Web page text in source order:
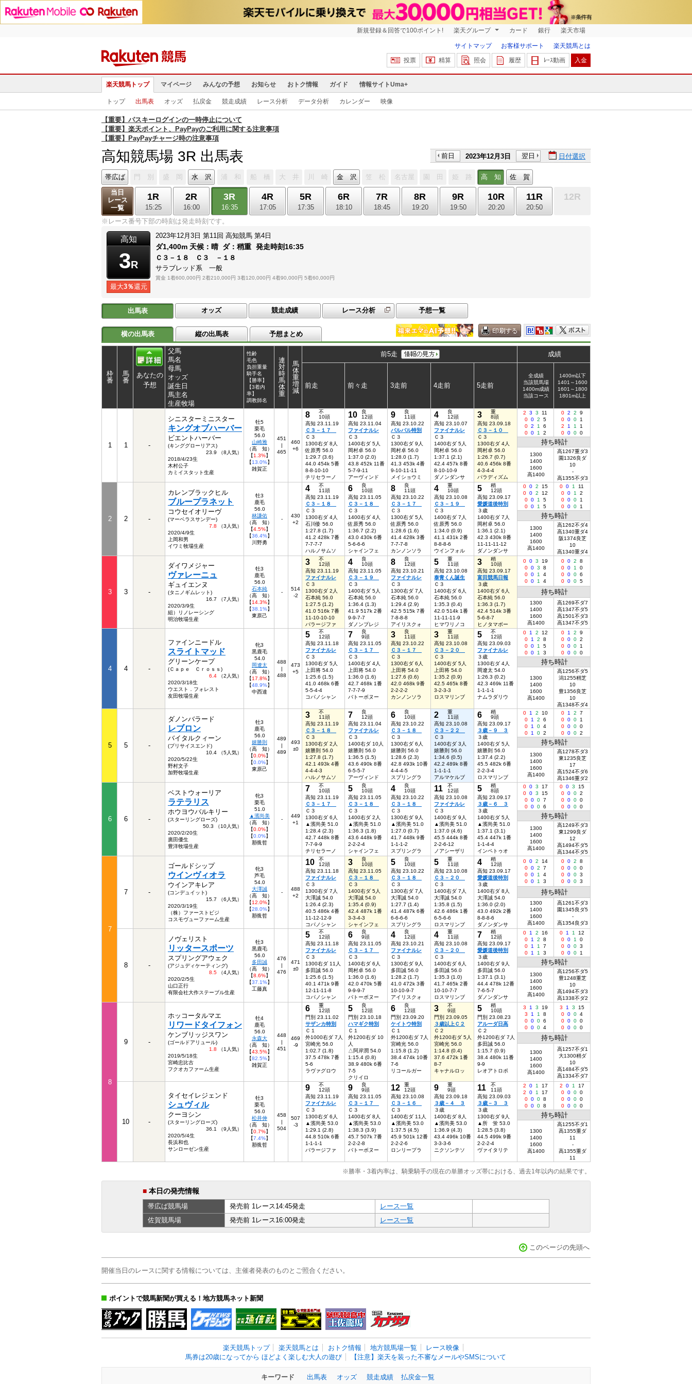
新規登録＆回答で100ポイント! 楽天グループ カード 銀行 楽天市場
サイトマップ お客様サポート
楽天競馬とは
投票
精算 照会 履歴 ﾚｰｽ動画 入金
楽天競馬トップ マイページ みんなの予想 お知らせ おトク情報 ガイド 情報サイトUma+
トップ 出馬表 オッズ 払戻金 競走成績 レース分析 データ分析 カレンダー 映像
【重要】パスキーログインの一時停止について
【重要】楽天ポイント、PayPayのご利用に関する注意事項
【重要】PayPayチャージ時の注意事項
高知競馬場 3R 出馬表 前日 2023年12月3日 翌日 日付選択
帯広ば 門 別 盛 岡 水 沢 浦 和 船 橋 大 井 川 崎 金 沢 笠 松 名古屋 園 田 姫 路 高 知
佐 賀
当日
レース
一覧
1R
15:25
2R
16:00
3R
16:35
4R
17:05
5R
17:35
6R
18:10
7R
18:45
8R
19:20
9R
19:50
10R
20:20
11R
20:50
12R
※レース番号下部の時刻は発走時刻です。
高知
3R
最大3％還元
2023年12月3日 第11回 高知競馬 第4日
ダ1,400m 天候： 晴 ダ：稍重 発走時刻16:35
Ｃ３－１８ Ｃ３ －１８
サラブレッド系 一般
賞金 1着600,000円 2着210,000円 3着120,000円 4着90,000円 5着60,000円
出馬表 オッズ 競走成績 レース分析 予想一覧
横の出馬表 縦の出馬表 予想まとめ
枠
番
馬
番
あなたの
予想
父馬
馬名
母馬
オッズ
誕生日
馬主名
生産牧場
性齢
毛色
負担重量
騎手名
【勝率】
【3着内
率】
調教師名
連
対
時
馬
体
重
馬
体
重
増
減
前5走 成績
前走 前々走 3走前 4走前 5走前
全成績
当該競馬場
1400m成績
当該コース
1400m以下
1401～1600
1601～1800
1801m以上
1 1 -
シニスターミニスター
キングオブハーバー
ビエントハーバー
(キンググローリアス)
23.9 （8人気）
2018/4/23生
木村公子
カミイスタット生産
牡5
栗毛
56.0
山崎雅
（高 知）
【1.3%】
【13.0%】
雑賀正
451
|
465
460
+6
8
不
10頭
高知 23.11.19
Ｃ３－１７
Ｃ３
1300右ダ 8人
佐原秀 56.0
1:29.7 (3.6)
44.0 454k 5番
8-8-10-10
チリセラーノ
10
良
12頭
高知 23.11.04
ファイナルレ
Ｃ３
1400右ダ 5人
岡村卓 56.0
1:37.0 (2.0)
43.8 452k 11番
5-7-9-11
アーヴィンド
9
良
11頭
高知 23.10.22
バルバル特別
Ｃ３
1300右ダ 9人
岡村卓 56.0
1:28.0 (1.7)
41.3 453k 4番
9-10-11-11
メイショウミ
4
良
12頭
高知 23.10.07
ファイナルレ
Ｃ３
1400右ダ 5人
岡村卓 56.0
1:37.1 (2.1)
42.4 457k 8番
8-10-10-9
ダノンダンサ
3
重
8頭
高知 23.09.18
Ｃ３－１０
Ｃ３
1300右ダ 4人
岡村卓 56.0
1:26.7 (0.7)
40.6 456k 8番
4-3-4-4
パラディズム
2 3 3
11
0 0 2
5
0 2 1
6
0 0 1 2
0 2 2
9
0 0 0
1
2
1 1
1
0 0 0 0
持ち時計
1300
1400
1600
高1400
高1267重ダ3
園1326良ダ
10
-
高1355不ダ3
2 2 -
カレンブラックヒル
ブループラネット
コウセイオリーヴ
(マーベラスサンデー)
7.8 （3人気）
2020/4/9生
上岡和男
イワミ牧場生産
牡3
鹿毛
56.0
林謙佑
（高 知）
【4.5%】
【36.4%】
川野勇
-
430
+2
4
不
11頭
高知 23.11.19
Ｃ３－１８
Ｃ３
1300右ダ 4人
石川倭 56.0
1:27.8 (1.7)
41.2 428k 7番
7-7-7-7
ハルノサムソ
6
良
10頭
高知 23.11.05
Ｃ３－１８
Ｃ３
1400右ダ 4人
佐原秀 56.0
1:36.7 (2.2)
43.0 430k 6番
5-6-6-6
シャインフェ
8
良
11頭
高知 23.10.22
Ｃ３－１７
Ｃ３
1300右ダ 5人
佐原秀 56.0
1:28.6 (1.6)
41.4 428k 3番
7-7-7-8
カンノンソラ
4
重
10頭
高知 23.10.08
Ｃ３－１９
Ｃ３
1400右ダ 7人
佐原秀 56.0
1:34.0 (0.9)
41.1 431k 2番
8-8-8-6
ウインフォル
5
稍
12頭
高知 23.09.17
愛媛道後特別
３歳
1400右ダ 7人
岡村卓 56.0
1:36.1 (2.1)
42.3 430k 8番
11-11-11-12
ダノンダンサ
0 0 2
15
0 0 2
12
0 0 1
5
0 0 1 5
0 0 1
11
0 0 1
2
0 0 0
1
0 0 0 1
持ち時計
1300
1400
1600
高1400
高1262不ダ4
高1340重ダ4
阪1374良芝
10
高1340重ダ4
3 3 -
ダイワメジャー
ヴァレーニュ
ギュイエンヌ
(タニノギムレット)
16.7 （7人気）
2020/3/9生
組）リノレーシング
明治牧場生産
牡3
鹿毛
56.0
石本純
（高 知）
【14.3%】
【38.1%】
東原己
-
514
-2
3
不
12頭
高知 23.11.19
ファイナルレ
Ｃ３
1300右ダ 2人
石本純 56.0
1:27.5 (1.2)
41.0 516k 7番
11-10-10-10
バラージファ
4
良
10頭
高知 23.11.05
Ｃ３－１９
Ｃ３
1400右ダ 5人
石本純 56.0
1:36.4 (1.3)
41.9 517k 2番
9-9-7-7
ダノンプレジ
8
良
12頭
高知 23.10.21
ファイナルレ
Ｃ３
1300右ダ 7人
石本純 56.0
1:29.4 (2.9)
42.5 515k 7番
7-8-8-8
アイリスクォ
5
重
11頭
高知 23.10.08
泰青くん誕生
Ｃ３
1400右ダ 6人
石本純 56.0
1:35.3 (0.4)
42.0 514k 1番
11-11-11-9
ヒマワリノコ
3
稍
10頭
高知 23.09.17
富田競馬日報
３歳
1400右ダ 6人
石本純 56.0
1:36.3 (1.7)
42.4 514k 3番
5-6-8-7
ヒノタマボー
0 0 3
19
0 0 3
8
0 0 1
4
0 0 1 4
0 0 2
8
0 0 1
0
0 0 0 6
0 0 0 5
持ち時計
1300
1400
1600
高1400
高1269不ダ7
高1347不ダ5
高1501不ダ3
高1347不ダ5
4 4 -
ファインニードル
スライトマッド
グリーンケープ
(Ｃａｐｅ Ｃｒｏｓｓ)
6.4 （2人気）
2020/3/18生
ウエスト．フォレスト
友田牧場生産
牝3
黒鹿毛
54.0
岡遼太
（高 知）
【17.8%】
【48.9%】
中西達
488
|
488
473
+5
5
不
12頭
高知 23.11.18
ファイナルレ
Ｃ３
1300右ダ 5人
上田将 54.0
1:25.6 (1.5)
41.0 468k 6番
5-5-4-4
コパノシャン
7
良
9頭
高知 23.11.05
Ｃ３－１７
Ｃ３
1400右ダ 4人
上田将 54.0
1:36.0 (1.6)
42.7 468k 1番
7-7-7-9
バトーボヌー
3
良
11頭
高知 23.10.22
Ｃ３－１７
Ｃ３
1300右ダ 6人
上田将 54.0
1:27.6 (0.6)
42.0 468k 9番
2-2-2-2
カンノンソラ
3
重
11頭
高知 23.10.08
Ｃ３－２０
Ｃ３
1400右ダ 5人
上田将 54.0
1:35.2 (0.9)
42.5 465k 8番
3-2-3-3
ロスマリンブ
5
不
12頭
高知 23.09.03
ファイナルレ
３歳
1300右ダ 4人
岡遼太 54.0
1:26.3 (0.2)
42.3 469k 11番
1-1-1-1
ナムラダリウ
0 1 2
12
0
1 2
8
0 0 1
5
0 0 1 3
0 1 2
9
0 0 0 2
0 0 0
1
0 0 0 0
持ち時計
1300
1400
1600
高1400
高1256不ダ5
潟1255稍芝
10
豊1356良芝
10
高1348不ダ4
5 5 -
ダノンバラード
レブロン
バイタルクィーン
(プリサイスエンド)
10.4 （5人気）
2020/5/22生
野村文子
加野牧場生産
牡3
鹿毛
56.0
嬉勝則
（高 知）
【0.0%】
【0.0%】
東原己
489
|
489
493
±0
3
不
11頭
高知 23.11.19
Ｃ３－１８
Ｃ３
1300右ダ 2人
嬉勝則 56.0
1:27.8 (1.7)
42.1 493k 4番
4-4-4-3
ハルノサムソ
7
良
12頭
高知 23.11.04
ファイナルレ
Ｃ３
1400右ダ 10人
嬉勝則 56.0
1:36.5 (1.5)
43.6 490k 8番
6-5-5-7
アーヴィンド
6
良
10頭
高知 23.10.22
Ｃ３－１８
Ｃ３
1300右ダ 6人
嬉勝則 56.0
1:28.6 (2.3)
42.8 493k 10番
4-4-4-5
スプリングラ
2
重
11頭
高知 23.10.08
Ｃ３－２２
Ｃ３
1400右ダ 3人
嬉勝則 56.0
1:34.6 (0.5)
42.2 489k 8番
1-1-1-1
アルマケルブ
6
稍
9頭
高知 23.09.17
３歳－９ ３
３歳
1400右ダ 5人
嬉勝則 56.0
1:37.4 (2.2)
45.5 482k 6番
2-2-3-4
ロスマリンブ
0 1 2
10
0
1 2
6
0
1 0 4
0
1 0 2
0 1 2
7
0 0 0
1
0 0 0 0
0 0 0 2
持ち時計
1300
1400
1600
高1400
高1278不ダ3
東1235良芝
17
高1524不ダ6
高1346重ダ2
6 6 -
ベストウォーリア
ラテラリス
ホウヨウバルキリー
(スターリングローズ)
50.3 （10人気）
2020/2/20生
廣田優生
豊洋牧場生産
牝3
栗毛
51.0
▲濱尚美
（高 知）
【0.0%】
【0.0%】
那俄哲
-
449
+1
7
不
10頭
高知 23.11.19
Ｃ３－１７
Ｃ３
1300右ダ 6人
▲濱尚美 51.0
1:28.4 (2.3)
42.7 448k 8番
7-7-9-9
チリセラーノ
5
良
10頭
高知 23.11.05
Ｃ３－１８
Ｃ３
1400右ダ 2人
▲濱尚美 51.0
1:36.3 (1.8)
43.6 448k 9番
2-2-2-4
シャインフェ
4
良
10頭
高知 23.10.22
Ｃ３－１８
Ｃ３
1300右ダ 9人
▲濱尚美 51.0
1:27.0 (0.7)
41.7 448k 9番
1-1-1-2
スプリングラ
11
不
12頭
高知 23.10.08
ファイナルレ
Ｃ３
1400右ダ 9人
▲濱尚美 51.0
1:37.0 (4.6)
45.5 444k 8番
2-2-6-12
ノアシーザリ
5
稍
8頭
高知 23.09.17
３歳－６ ３
３歳
1400右ダ 5人
▲濱尚美 51.0
1:37.1 (3.1)
45.4 447k 1番
1-1-4-4
インペトゥオ
0 0 3
17
0 0 3
15
0 0 0 7
0 0 0 6
0 0 3
15
0 0 0 2
0 0 0 0
0 0 0 0
持ち時計
1300
1400
1600
高1400
高1249不ダ3
東1299良ダ
12
高1494不ダ5
高1344不ダ5
7
7 -
ゴールドシップ
ウインヴィオラ
ウインアキレア
(コンデュイット)
15.7 （6人気）
2020/3/19生
（株）ファーストビジ
コスモヴューファーム生産
牝3
芦毛
54.0
大澤誠
（高 知）
【12.0%】
【28.0%】
那俄哲
-
488
+2
10
不
12頭
高知 23.11.18
ファイナルレ
Ｃ３
1300右ダ 7人
大澤誠 54.0
1:26.4 (2.3)
40.5 486k 4番
11-12-12-9
コパノシャン
3
良
10頭
高知 23.11.05
Ｃ３－１８
Ｃ３
1400右ダ 5人
大澤誠 54.0
1:35.4 (0.9)
42.4 487k 1番
3-3-4-3
シャインフェ
5
良
10頭
高知 23.10.22
Ｃ３－１８
Ｃ３
1300右ダ 7人
大澤誠 54.0
1:27.7 (1.4)
41.4 487k 6番
6-6-6-6
スプリングラ
5
重
11頭
高知 23.10.08
Ｃ３－２０
Ｃ３
1400右ダ 7人
大澤誠 54.0
1:35.8 (1.5)
42.6 486k 1番
6-5-6-6
ロスマリンブ
4
稍
12頭
高知 23.09.17
愛媛道後特別
３歳
1400右ダ 8人
大澤誠 54.0
1:36.0 (2.0)
43.0 492k 2番
8-8-8-6
ダノンダンサ
0 0 2
14
0 0 2
7
0 0 1
4
0 0 1 3
0 0 2
8
0 0 0 0
0 0 0 3
0 0 0 3
持ち時計
1300
1400
1600
高1400
高1261不ダ3
園1345良ダ5
-
高1354良ダ3
8 -
ノヴェリスト
リッタースポーツ
スプリングアウェク
(アジュディケーティング)
8.5 （4人気）
2020/2/5生
山口正行
有限会社大作ステーブル生産
牡3
黒鹿毛
56.0
多田誠
（高 知）
【8.6%】
【37.1%】
工藤真
476
|
476
471
±0
5
不
12頭
高知 23.11.18
ファイナルレ
Ｃ３
1300右ダ 11人
多田誠 56.0
1:25.6 (1.5)
40.1 471k 9番
12-11-11-8
コパノシャン
6
良
9頭
高知 23.11.05
Ｃ３－１７
Ｃ３
1400右ダ 6人
岡村卓 56.0
1:36.0 (1.6)
42.0 470k 5番
9-9-9-7
バトーボヌー
4
良
12頭
高知 23.10.21
ファイナルレ
Ｃ３
1300右ダ 9人
多田誠 56.0
1:28.2 (1.7)
41.0 472k 3番
10-10-9-7
アイリスクォ
4
重
11頭
高知 23.10.08
Ｃ３－２０
Ｃ３
1400右ダ 6人
多田誠 56.0
1:35.3 (1.0)
41.7 465k 2番
10-10-7-7
ロスマリンブ
7
稍
12頭
高知 23.09.17
愛媛道後特別
３歳
1400右ダ 9人
多田誠 56.0
1:37.1 (3.1)
44.4 478k 12番
7-6-5-7
ダノンダンサ
0 1 2
16
0
1 2
8
0
1 1
7
0
1 1 3
0 1 1
12
0 0 1
0
0 0 0 3
0 0 0 1
持ち時計
1300
1400
1600
高1400
高1256不ダ5
豊1248重芝
10
高1494不ダ3
高1338不ダ2
8
9 -
ホッコータルマエ
リワードタイフォン
ケンブリッジスワン
(ゴールドアリュール)
1.8 （1人気）
2019/5/18生
宮崎忠比古
フクオカファーム生産
牡4
鹿毛
56.0
永森大
（高 知）
【43.5%】
【82.5%】
雑賀正
448
|
451
469
-9
6
重
12頭
門別 23.11.02
サザンカ特別
Ｃ１
外1000右ダ 7人
宮崎光 56.0
1:02.7 (1.8)
37.5 478k 7番
5-6
ラヴァグロウ
5
良
12頭
門別 23.10.18
ハマギク特別
Ｃ１
外1200右ダ 10
人
△阿岸潤 54.0
1:15.4 (0.8)
38.9 480k 6番
7-5
クリイロ
6
良
12頭
門別 23.09.20
ケイトウ特別
Ｃ１
外1200右ダ 7人
宮崎光 56.0
1:15.8 (1.2)
38.4 474k 10番
7-6
リコールガー
3
不
9頭
門別 23.09.05
３歳以上Ｃ２
Ｃ２
外1200右ダ 5人
宮崎光 56.0
1:14.8 (0.4)
37.6 472k 1番
8-7
キャナルロッ
5
稍
10頭
門別 23.08.23
アルーダ日高
Ｃ２
外1200右ダ 7人
多田誠 56.0
1:15.7 (0.9)
38.4 480k 11番
9-9
レオアトロポ
3 1 3
19
3
1 1
8
0 0 0 6
0 0 0 4
3 1 3
15
0 0 0 4
0 0 0 0
0 0 0 0
持ち時計
1300
1400
1600
高1400
高1257不ダ1
大1300稍ダ
10
高1484不ダ5
高1334不ダ7
10 -
タイセイレジェンド
シュヴィル
クーヨシン
(スターリングローズ)
36.1 （9人気）
2020/5/4生
長浜和也
サンローゼン生産
牡3
栗毛
56.0
松井伸
（高 知）
【0.7%】
【7.4%】
那俄哲
458
|
504
507
-3
9
不
12頭
高知 23.11.19
ファイナルレ
Ｃ３
1300右ダ 6人
▲濱尚美 53.0
1:29.1 (2.8)
44.8 510k 6番
1-1-1-1
バラージファ
9
良
9頭
高知 23.11.05
Ｃ３－１７
Ｃ３
1400右ダ 8人
▲濱尚美 53.0
1:38.3 (3.9)
45.7 507k 7番
2-2-2-8
バトーボヌー
12
重
12頭
高知 23.10.08
Ｃ３－１６
Ｃ３
1400右ダ 11人
▲濱尚美 53.0
1:37.5 (4.5)
45.9 501k 12番
2-2-2-6
ロンリープラ
9
重
9頭
高知 23.09.18
３歳－４ ３
３歳
1400右ダ 8人
▲濱尚美 53.0
1:36.9 (4.3)
43.4 496k 10番
3-3-3-6
ニクソンテソ
11
不
11頭
高知 23.09.03
３歳－３ ３
３歳
1300右ダ 9人
▲所 蛍 53.0
1:28.5 (3.8)
44.5 499k 9番
2-2-2-4
ヴァイタリテ
2 0 1
17
2
0 1
17
0 0 0 8
0 0 0 8
2 0 1
17
0 0 0 0
0 0 0 0
0 0 0 0
持ち時計
1300
1400
1600
高1400
高1255不ダ1
高1355重ダ
11
-
高1355重ダ
11
※勝率・3着内率は、騎乗騎手の現在の単勝オッズ帯における、過去1年以内の結果です。
■ 本日の発売情報
帯広ば競馬場 発売前 1レース14:45発走
レース一覧
佐賀競馬場 発売前 1レース16:00発走 レース一覧
このページの先頭へ
開催当日のレースに関する情報については、主催者発表のものとご照合ください。
ポイントで競馬新聞が買える！地方競馬ネット新聞
楽天競馬トップ 楽天競馬とは おトク情報 地方競馬場一覧
レース映像
馬券は20歳になってから ほどよく楽しむ大人の遊び
【注意】楽天を装った不審なメールやSMSについて
キーワード 出馬表 オッズ 競走成績 払戻金一覧